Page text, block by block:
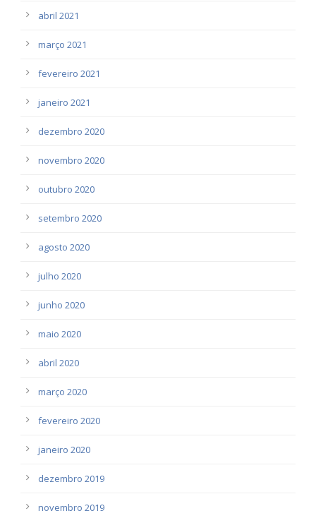
abril 2021
março 2021
fevereiro 2021
janeiro 2021
dezembro 2020
novembro 2020
outubro 2020
setembro 2020
agosto 2020
julho 2020
junho 2020
maio 2020
abril 2020
março 2020
fevereiro 2020
janeiro 2020
dezembro 2019
novembro 2019